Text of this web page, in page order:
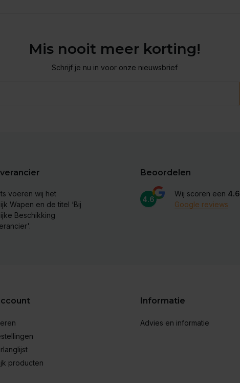
Mis nooit meer korting!
Schrijf je nu in voor onze nieuwsbrief
voeren wij het
Wapen en de titel ‘Bij
Beschikking
Beoordelen
4.6
Wij scoren een 4.6
Google reviews
producten
Informatie
Advies en informatie